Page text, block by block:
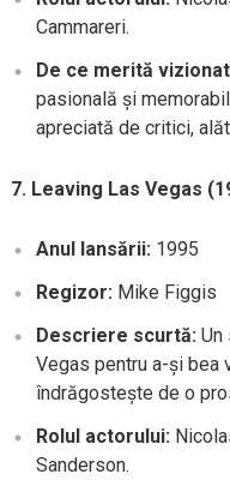
Cammareri.
De ce merită
pasională și
apreciată de critici,
7. Leaving Las Vegas
Anul lansării: 1995
Regizor: Mike Figgis
Descriere scurtă: Un
Vegas pentru a-și bea
îndrăgostește de o
Rolul actorului:
Sanderson.